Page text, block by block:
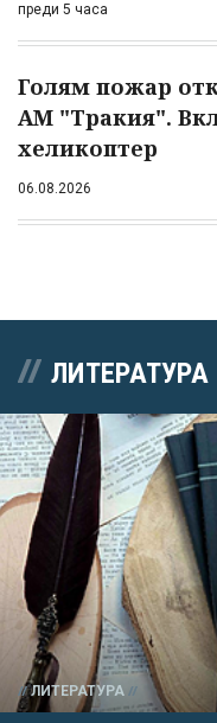
преди 5 часа
Голям пожар
АМ "Тракия".
хеликоптер
06.08.2026
ЛИТЕРАТУРА
ЛИТЕРАТУРА